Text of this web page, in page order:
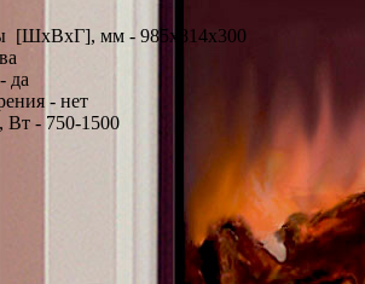
[ШxВxГ], мм - 985x814x300
да
- нет
Вт - 750-1500